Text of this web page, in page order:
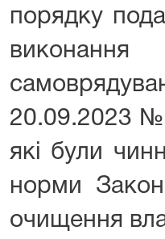
порядку
20.09.2023 №
які були
норми
очищення